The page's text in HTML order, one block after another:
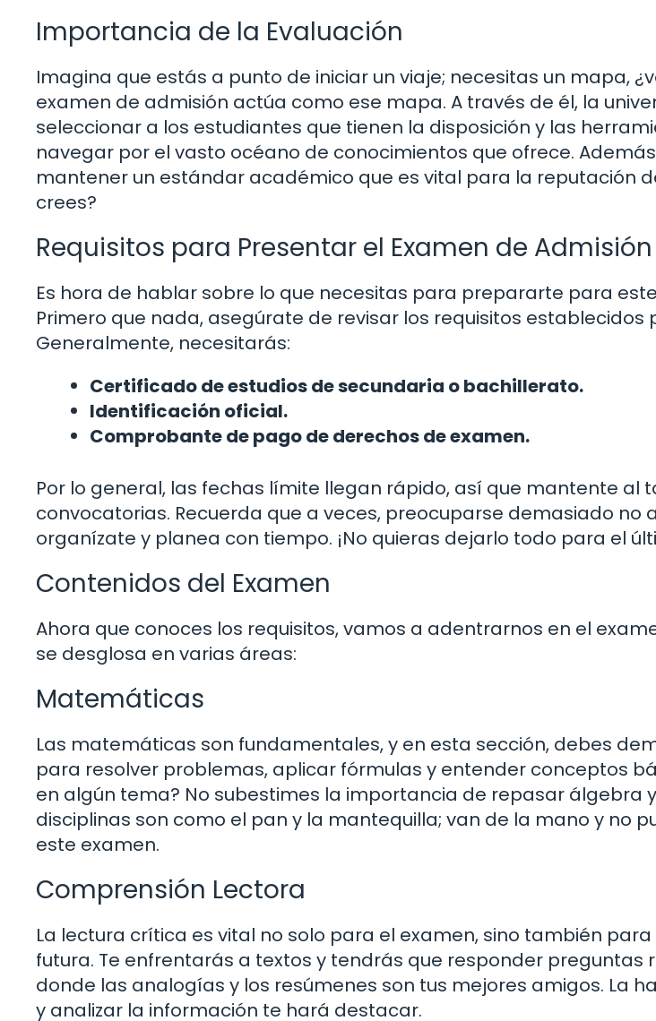
Importancia de la Evaluación
Imagina que estás a punto de iniciar un viaje; necesitas un mapa,
examen de admisión actúa como ese mapa. A través de él, la
seleccionar a los estudiantes que tienen la disposición y las
navegar por el vasto océano de conocimientos que ofrece.
mantener un estándar académico que es vital para la reputación
crees?
Requisitos para Presentar el Examen de Admisión
Es hora de hablar sobre lo que necesitas para prepararte para
Primero que nada, asegúrate de revisar los requisitos establecidos
Generalmente, necesitarás:
Certificado de estudios de secundaria o bachillerato.
Identificación oficial.
Comprobante de pago de derechos de examen.
Por lo general, las fechas límite llegan rápido, así que mantente al
convocatorias. Recuerda que a veces, preocuparse demasiado no
organízate y planea con tiempo. ¡No quieras dejarlo todo para el
Contenidos del Examen
Ahora que conoces los requisitos, vamos a adentrarnos en el
se desglosa en varias áreas:
Matemáticas
Las matemáticas son fundamentales, y en esta sección, debes
para resolver problemas, aplicar fórmulas y entender conceptos
en algún tema? No subestimes la importancia de repasar álgebra
disciplinas son como el pan y la mantequilla; van de la mano y no
este examen.
Comprensión Lectora
La lectura crítica es vital no solo para el examen, sino también
futura. Te enfrentarás a textos y tendrás que responder preguntas
donde las analogías y los resúmenes son tus mejores amigos. La
y analizar la información te hará destacar.